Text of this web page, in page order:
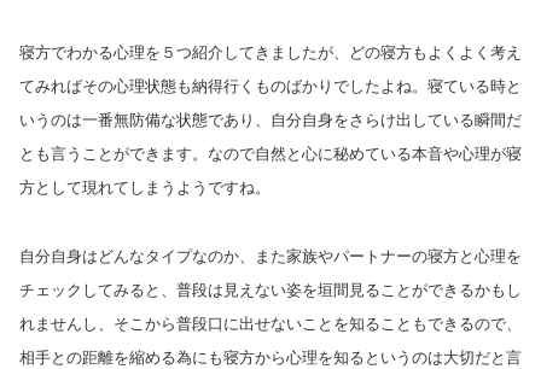
寝方でわかる心理を５つ紹介してきましたが、どの寝方もよくよく考え
てみればその心理状態も納得行くものばかりでしたよね。寝ている時と
いうのは一番無防備な状態であり、自分自身をさらけ出している瞬間だ
とも言うことができます。なので自然と心に秘めている本音や心理が寝
方として現れてしまうようですね。
自分自身はどんなタイプなのか、また家族やパートナーの寝方と心理を
チェックしてみると、普段は見えない姿を垣間見ることができるかもし
れませんし、そこから普段口に出せないことを知ることもできるので、
相手との距離を縮める為にも寝方から心理を知るというのは大切だと言